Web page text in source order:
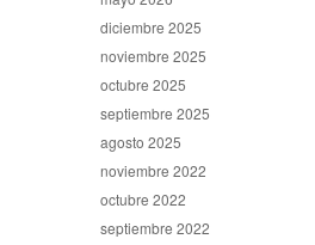
diciembre 2025
noviembre 2025
octubre 2025
septiembre 2025
agosto 2025
noviembre 2022
octubre 2022
septiembre 2022